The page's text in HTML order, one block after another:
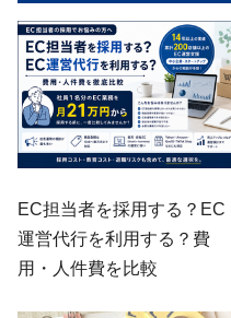
EC担当者を採用する？EC
運営代行を利用する？費
用・人件費を比較